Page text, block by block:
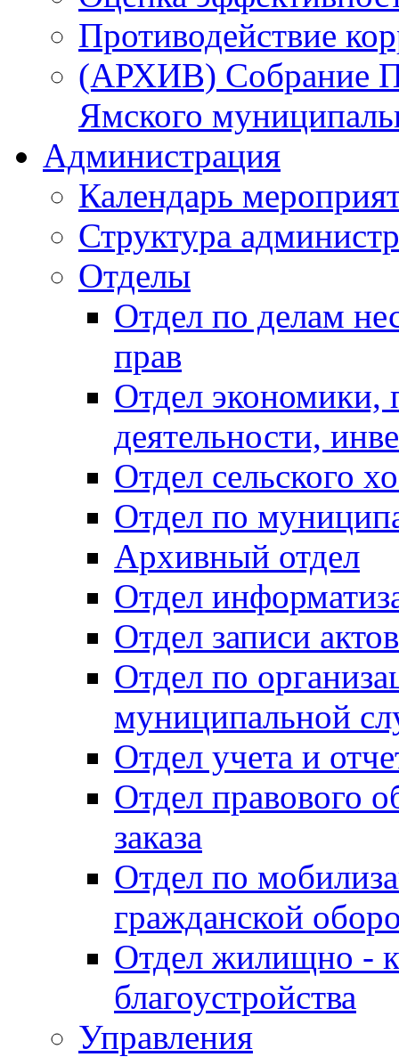
Противодействие
(АРХИВ) Собрание
Ямского
Администрация
Календарь
Структура
Отделы
Отдел по делам
прав
Отдел экономики,
деятельности,
Отдел сельского
Отдел по
Архивный отдел
Отдел
Отдел записи
Отдел по
муниципальной
Отдел учета и
Отдел правового
заказа
Отдел по
гражданской
Отдел жилищно -
благоустройства
Управления